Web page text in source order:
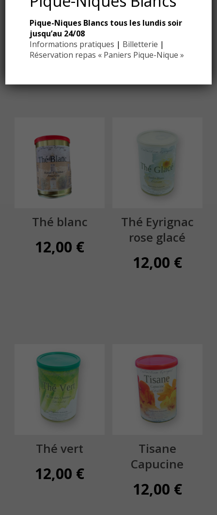
Eyrignac beige
Thé blanc
12,00 €
Thé Eyrignac
rose glacé
12,00 €
Thé vert
12,00 €
Tisane
Capucine
12,00 €
Pique-Niques Blancs tous les lundis soir
jusqu’au 24/08
Informations pratiques | Billetterie |
Réservation repas « Paniers Pique-Nique »